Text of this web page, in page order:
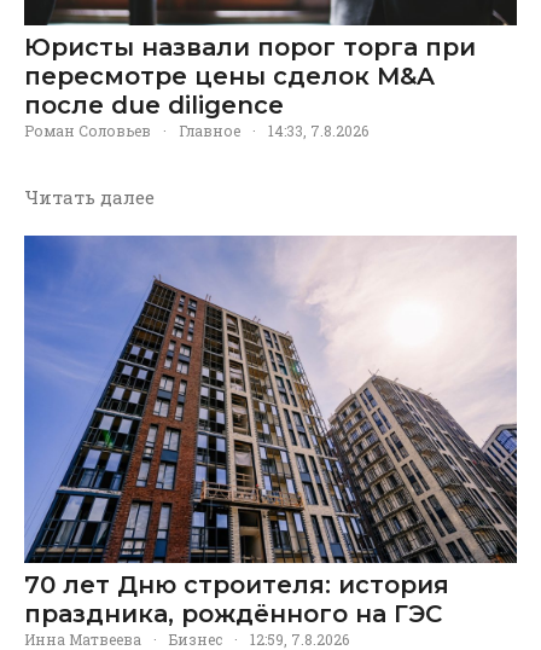
Юристы назвали порог торга при
пересмотре цены сделок M&A
после due diligence
Роман Соловьев · Главное · 14:33, 7.8.2026
Читать далее
70 лет Дню строителя: история
праздника, рождённого на ГЭС
Инна Матвеева · Бизнес · 12:59, 7.8.2026